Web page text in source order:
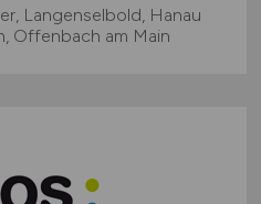
Langenselbold, Hanau
Offenbach am Main